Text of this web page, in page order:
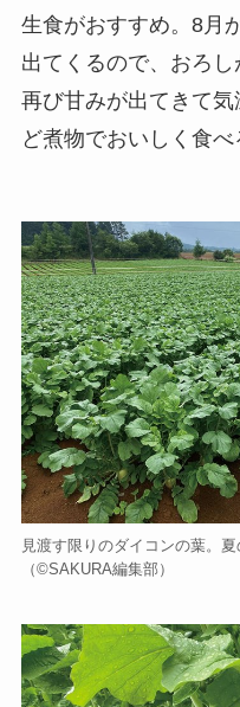
生食がおすすめ。8月
出てくるので、おろ
再び甘みが出てきて
ど煮物でおいしく食べ
見渡す限りのダイコンの葉。
（©️SAKURA編集部）